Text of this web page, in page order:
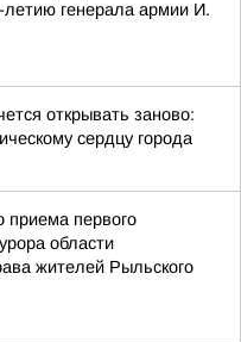
генерала армии И.
открывать заново:
сердцу города
приема первого
области
жителей Рыльского